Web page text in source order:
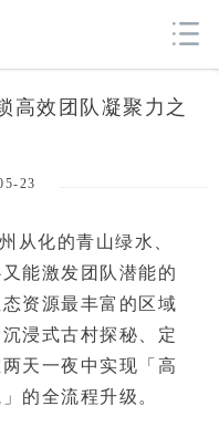
高效团队凝聚力之
23
从化的青山绿水、
能激发团队潜能的
资源最丰富的区域
浸式古村探秘、定
两天一夜中实现「高
的全流程升级。